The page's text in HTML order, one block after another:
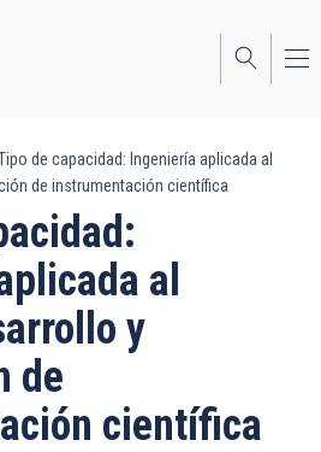
de capacidad: Ingeniería aplicada al
de instrumentación científica
al
y
de
científica